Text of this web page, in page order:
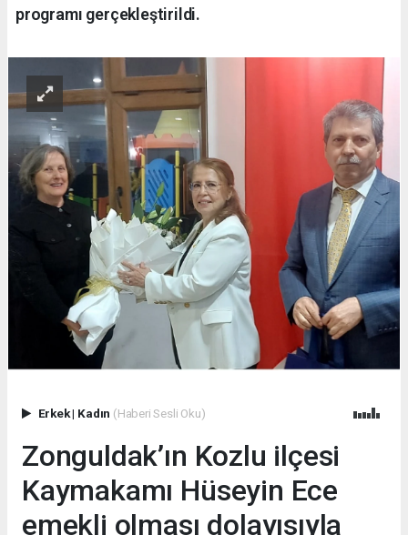
programı gerçekleştirildi.
Erkek| Kadın (Haberi Sesli Oku)
Zonguldak’ın Kozlu ilçesi
Kaymakamı Hüseyin Ece
emekli olması dolayısıyla